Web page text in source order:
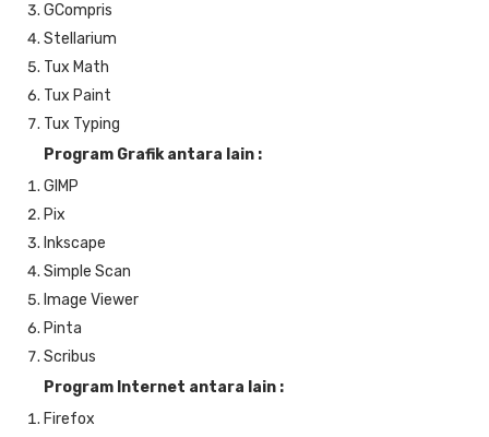
GCompris
Stellarium
Tux Math
Tux Paint
Tux Typing
Program Grafik antara lain :
GIMP
Pix
Inkscape
Simple Scan
Image Viewer
Pinta
Scribus
Program Internet antara lain :
Firefox